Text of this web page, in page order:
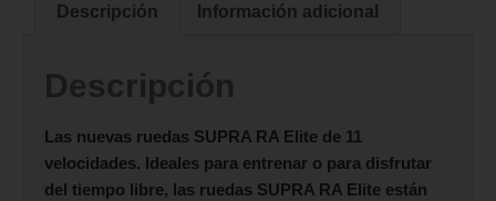
Descripción Información adicional
Descripción
Las nuevas ruedas SUPRA RA Elite de 11
velocidades. Ideales para entrenar o para disfrutar
del tiempo libre, las ruedas SUPRA RA Elite están